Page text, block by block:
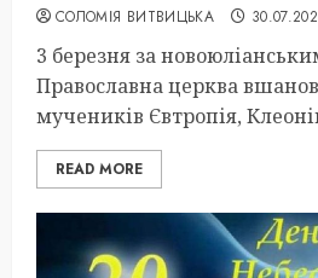
СОЛОМІЯ ВИТВИЦЬКА
3 березня за
Православна церква
мучеників Євтропія,
READ MORE